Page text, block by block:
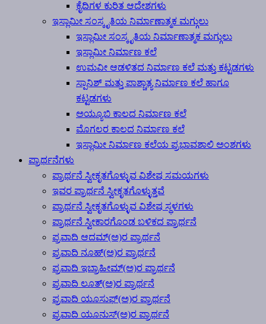
ಕೈದಿಗಳ ಕುರಿತ ಆದೇಶಗಳು
ಇಸ್ಲಾಮೀ ಸಂಸ್ಕೃತಿಯ ನಿರ್ಮಾಣಾತ್ಮಕ ಮಗ್ಗುಲು
ಇಸ್ಲಾಮೀ ಸಂಸ್ಕೃತಿಯ ನಿರ್ಮಾಣಾತ್ಮಕ ಮಗ್ಗುಲು
ಇಸ್ಲಾಮೀ ನಿರ್ಮಾಣ ಕಲೆ
ಉಮವೀ ಆಡಳಿತದ ನಿರ್ಮಾಣ ಕಲೆ ಮತ್ತು ಕಟ್ಟಡಗಳು
ಸ್ಪಾನಿಶ್ ಮತ್ತು ಪಾಶ್ಚಾತ್ಯ ನಿರ್ಮಾಣ ಕಲೆ ಹಾಗೂ
ಕಟ್ಟಡಗಳು
ಅಯ್ಯೂಬಿ ಕಾಲದ ನಿರ್ಮಾಣ ಕಲೆ
ಮೊಗಲರ ಕಾಲದ ನಿರ್ಮಾಣ ಕಲೆ
ಇಸ್ಲಾಮೀ ನಿರ್ಮಾಣ ಕಲೆಯ ಪ್ರಭಾವಶಾಲಿ ಅಂಶಗಳು
ಪ್ರಾರ್ಥನೆಗಳು
ಪ್ರಾರ್ಥನೆ ಸ್ವೀಕೃತಗೊಳ್ಳುವ ವಿಶೇಷ ಸಮಯಗಳು
ಇವರ ಪ್ರಾರ್ಥನೆ ಸ್ವೀಕೃತಗೊಳ್ಳುತ್ತವೆ
ಪ್ರಾರ್ಥನೆ ಸ್ವೀಕೃತಗೊಳ್ಳುವ ವಿಶೇಷ ಸ್ಥಳಗಳು
ಪ್ರಾರ್ಥನೆ ಸ್ವೀಕಾರಗೊಂಡ ಬಳಿಕದ ಪ್ರಾರ್ಥನೆ
ಪ್ರವಾದಿ ಆದಮ್(ಅ)ರ ಪ್ರಾರ್ಥನೆ
ಪ್ರವಾದಿ ನೂಹ್(ಅ)ರ ಪ್ರಾರ್ಥನೆ
ಪ್ರವಾದಿ ಇಬ್ರಾಹೀಮ್(ಅ)ರ ಪ್ರಾರ್ಥನೆ
ಪ್ರವಾದಿ ಲೂತ್(ಅ)ರ ಪ್ರಾರ್ಥನೆ
ಪ್ರವಾದಿ ಯೂಸುಫ್(ಅ)ರ ಪ್ರಾರ್ಥನೆ
ಪ್ರವಾದಿ ಯೂನುಸ್(ಅ)ರ ಪ್ರಾರ್ಥನೆ